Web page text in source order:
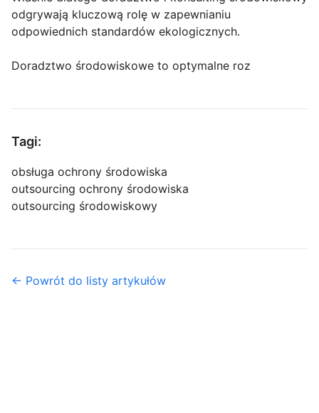
odgrywają kluczową rolę w zapewnianiu
odpowiednich standardów ekologicznych.
Doradztwo środowiskowe to optymalne roz
Tagi:
obsługa ochrony środowiska
outsourcing ochrony środowiska
outsourcing środowiskowy
← Powrót do listy artykułów